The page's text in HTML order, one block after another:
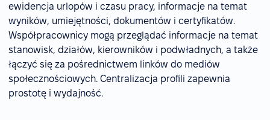
ewidencja urlopów i czasu pracy, informacje na temat
wyników, umiejętności, dokumentów i certyfikatów.
Współpracownicy mogą przeglądać informacje na temat
stanowisk, działów, kierowników i podwładnych, a także
łączyć się za pośrednictwem linków do mediów
społecznościowych. Centralizacja profili zapewnia
prostotę i wydajność.